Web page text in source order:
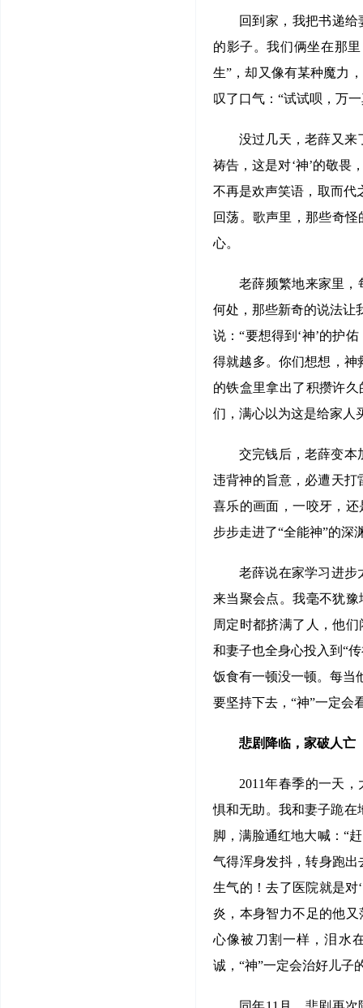
回到家，我把书递
的影子。我们俩坐在那
生”，却又像有某种魔力
叹了口气：“试试呗，万
没过几天，老薛又来
祷告，这是对‘神’的敬畏
不再是欢声笑语，取而代
回荡。歌声里，那些奇
心。
老薛频繁地来家里，
何处，那些新奇的说法让
说：“要想得到‘神’的护
得就越多。你们想想，神
的铁盒里拿出了积攒许
们，满心以为这是给家人
交完钱后，老薛变本
违背神的旨意，必遭天打
喜乐的画面，一咬牙，
步步走进了“全能神”的深
老薛说在家学习进步
来当聚会点。我毫不犹
周定时都挤满了人，他
和妻子也全身心投入到“
饭食有一顿没一顿。每当
要坚持下去，“神”一定会
悲剧降临，家破人亡
2011年春季的一天
惧和无助。我和妻子跪在
脚，满脸通红地大喊：“
气得浑身发抖，转身跑出
生气的！去了医院就是对
炎，本身智力不足的他
心像被刀割一样，泪水
诚，“神”一定会治好儿子